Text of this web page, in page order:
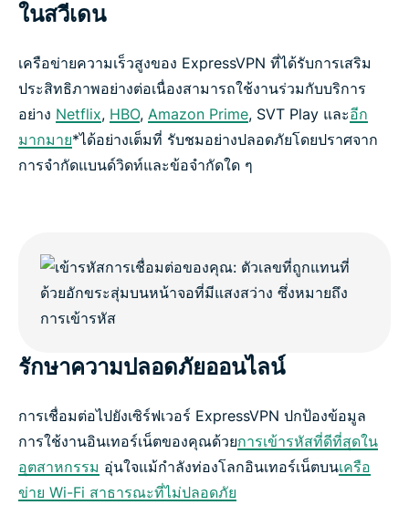
ในสวีเดน
เครือข่ายความเร็วสูงของ ExpressVPN ที่ได้รับการเสริม
ประสิทธิภาพอย่างต่อเนื่องสามารถใช้งานร่วมกับบริการ
อย่าง Netflix, HBO, Amazon Prime, SVT Play และอีก
มากมาย*ได้อย่างเต็มที่ รับชมอย่างปลอดภัยโดยปราศจาก
การจำกัดแบนด์วิดท์และข้อจำกัดใด ๆ
รักษาความปลอดภัยออนไลน์
การเชื่อมต่อไปยังเซิร์ฟเวอร์ ExpressVPN ปกป้องข้อมูล
การใช้งานอินเทอร์เน็ตของคุณด้วยการเข้ารหัสที่ดีที่สุดใน
อุตสาหกรรม อุ่นใจแม้กำลังท่องโลกอินเทอร์เน็ตบนเครือ
ข่าย Wi-Fi สาธารณะที่ไม่ปลอดภัย